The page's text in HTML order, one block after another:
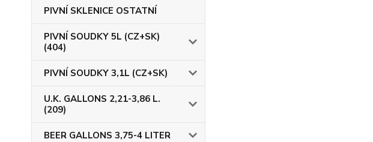
PIVNÍ SKLENICE OSTATNÍ
PIVNÍ SOUDKY 5L (CZ+SK)
(404)
PIVNÍ SOUDKY 3,1L (CZ+SK)
U.K. GALLONS 2,21-3,86 L.
(209)
BEER GALLONS 3,75-4 LITER